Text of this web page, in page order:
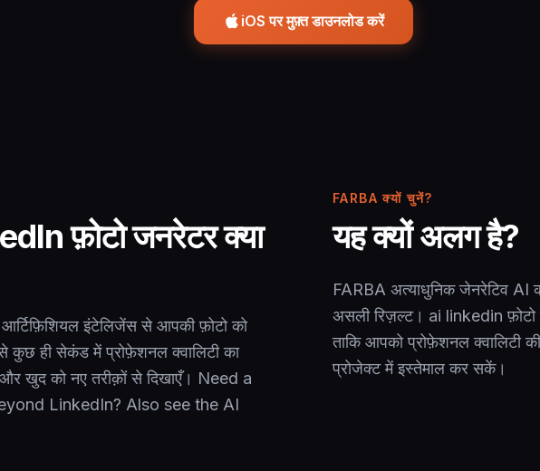
iOS पर मुफ़्त डाउनलोड करें
फ़ोटो जनरेटर क्या
इंटेलिजेंस से आपकी फ़ोटो को
कुछ ही सेकंड में प्रोफ़ेशनल क्वालिटी का
खुद को नए तरीक़ों से दिखाएँ। Need a
LinkedIn? Also see the AI
FARBA क्यों चुनें?
यह क्यों अलग है?
FARBA अत्याधुनिक जेनरेटिव AI
असली रिज़ल्ट। ai linkedin फ़ोटो
ताकि आपको प्रोफ़ेशनल क्वालिटी
प्रोजेक्ट में इस्तेमाल कर सकें।